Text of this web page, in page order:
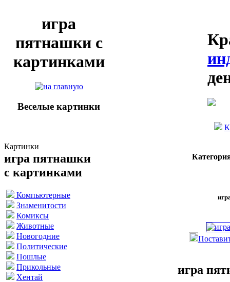
игра
пятнашки с
картинками
Веселые картинки
Картинки
игра пятнашки
с картинками
Компьютерные
Знаменитости
Комиксы
Животные
Новогодние
Политические
Пошлые
Прикольные
Хентай
игра